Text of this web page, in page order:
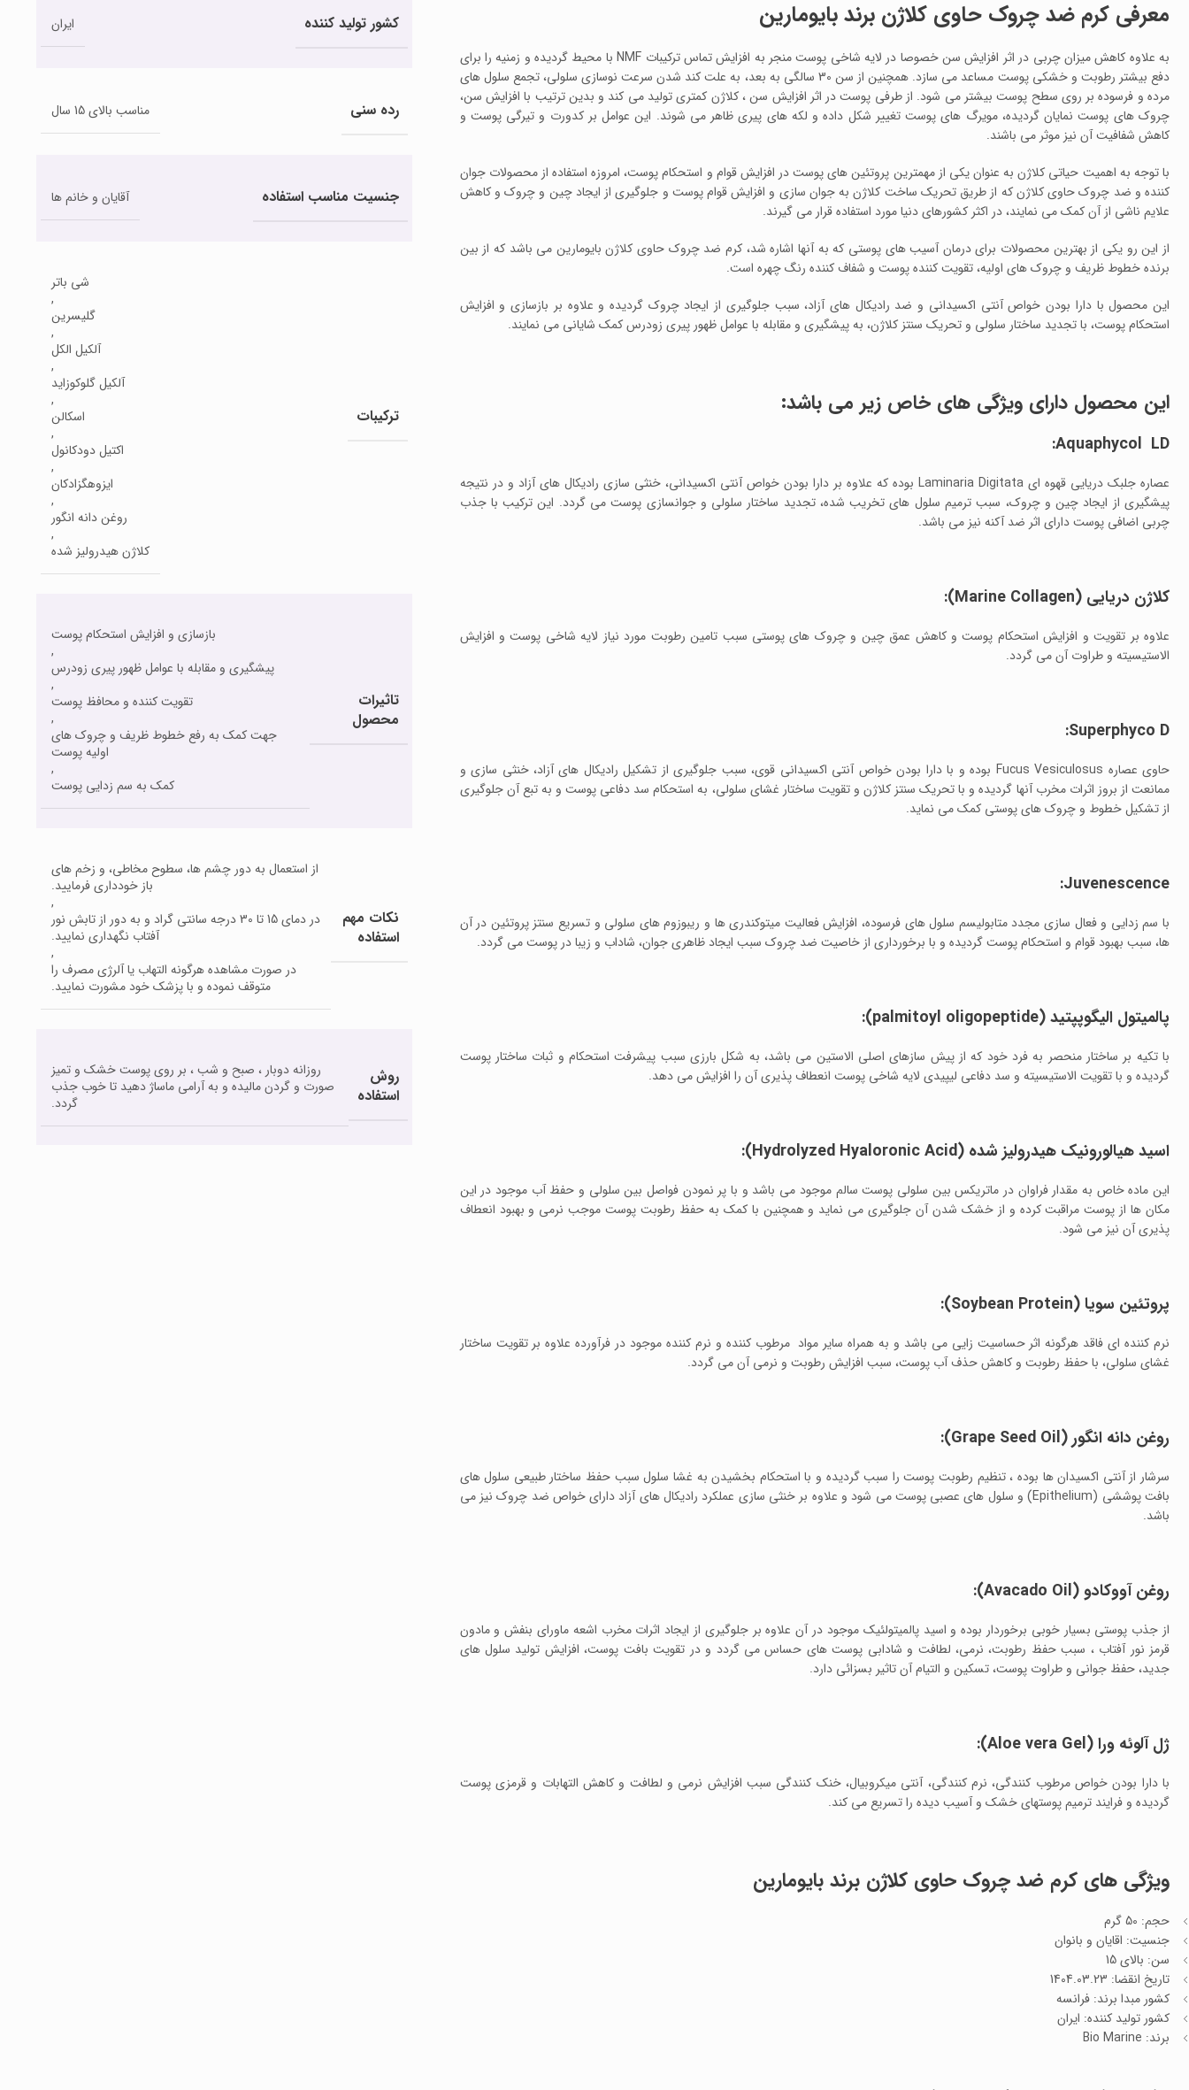
معرفی کرم ضد چروک حاوی کلاژن برند بایومارین
به علاوه کاهش میزان چربی در اثر افزایش سن خصوصا در لایه شاخی پوست منجر به افزایش تماس ترکیبات NMF با محیط گردیده و زمنیه را برای
دفع بیشتر رطوبت و خشکی پوست مساعد می سازد. همچنین از سن 30 سالگی به بعد، به علت کند شدن سرعت نوسازی سلولی، تجمع سلول های
مرده و فرسوده بر روی سطح پوست بیشتر می شود. از طرفی پوست در اثر افزایش سن ، کلاژن کمتری تولید می کند و بدین ترتیب با افزایش سن،
چروک های پوست نمایان گردیده، مویرگ های پوست تغییر شکل داده و لکه های پیری ظاهر می شوند. این عوامل بر کدورت و تیرگی پوست و
کاهش شفافیت آن نیز موثر می باشند.
با توجه به اهمیت حیاتی کلاژن به عنوان یکی از مهمترین پروتئین های پوست در افزایش قوام و استحکام پوست، امروزه استفاده از محصولات جوان
کننده و ضد چروک حاوی کلاژن که از طریق تحریک ساخت کلاژن به جوان سازی و افزایش قوام پوست و جلوگیری از ایجاد چین و چروک و کاهش
علایم ناشی از آن کمک می نمایند، در اکثر کشورهای دنیا مورد استفاده قرار می گیرند.
از این رو یکی از بهترین محصولات برای درمان آسیب های پوستی که به آنها اشاره شد، کرم ضد چروک حاوی کلاژن بایومارین می باشد که از بین
برنده خطوط ظریف و چروک های اولیه، تقویت کننده پوست و شفاف کننده رنگ چهره است.
این محصول با دارا بودن خواص آنتی اکسیدانی و ضد رادیکال های آزاد، سبب جلوگیری از ایجاد چروک گردیده و علاوه بر بازسازی و افزایش
استحکام پوست، با تجدید ساختار سلولی و تحریک سنتز کلاژن، به پیشگیری و مقابله با عوامل ظهور پیری زودرس کمک شایانی می نمایند.
این محصول دارای ویژگی های خاص زیر می باشد:
Aquaphycol LD:
عصاره جلبک دریایی قهوه ای Laminaria Digitata بوده که علاوه بر دارا بودن خواص آنتی اکسیدانی، خنثی سازی رادیکال های آزاد و در نتیجه
پیشگیری از ایجاد چین و چروک، سبب ترمیم سلول های تخریب شده، تجدید ساختار سلولی و جوانسازی پوست می گردد. این ترکیب با جذب
چربی اضافی پوست دارای اثر ضد آکنه نیز می باشد.
کلاژن دریایی (Marine Collagen):
علاوه بر تقویت و افزایش استحکام پوست و کاهش عمق چین و چروک های پوستی سبب تامین رطوبت مورد نیاز لایه شاخی پوست و افزایش
الاستیسیته و طراوت آن می گردد.
Superphyco D:
حاوی عصاره Fucus Vesiculosus بوده و با دارا بودن خواص آنتی اکسیدانی قوی، سبب جلوگیری از تشکیل رادیکال های آزاد، خنثی سازی و
ممانعت از بروز اثرات مخرب آنها گردیده و با تحریک سنتز کلاژن و تقویت ساختار غشای سلولی، به استحکام سد دفاعی پوست و به تبع آن جلوگیری
از تشکیل خطوط و چروک های پوستی کمک می نماید.
Juvenescence:
با سم زدایی و فعال سازی مجدد متابولیسم سلول های فرسوده، افزایش فعالیت میتوکندری ها و ریبوزوم های سلولی و تسریع سنتز پروتئین در آن
ها، سبب بهبود قوام و استحکام پوست گردیده و با برخورداری از خاصیت ضد چروک سبب ایجاد ظاهری جوان، شاداب و زیبا در پوست می گردد.
پالمیتول الیگوپپتید (palmitoyl oligopeptide):
با تکیه بر ساختار منحصر به فرد خود که از پیش سازهای اصلی الاستین می باشد، به شکل بارزی سبب پیشرفت استحکام و ثبات ساختار پوست
گردیده و با تقویت الاستیسیته و سد دفاعی لیپیدی لایه شاخی پوست انعطاف پذیری آن را افزایش می دهد.
اسید هیالورونیک هیدرولیز شده (Hydrolyzed Hyaloronic Acid):
این ماده خاص به مقدار فراوان در ماتریکس بین سلولی پوست سالم موجود می باشد و با پر نمودن فواصل بین سلولی و حفظ آب موجود در این
مکان ها از پوست مراقبت کرده و از خشک شدن آن جلوگیری می نماید و همچنین با کمک به حفظ رطوبت پوست موجب نرمی و بهبود انعطاف
پذیری آن نیز می شود.
پروتئین سویا (Soybean Protein):
نرم کننده ای فاقد هرگونه اثر حساسیت زایی می باشد و به همراه سایر مواد مرطوب کننده و نرم کننده موجود در فرآورده علاوه بر تقویت ساختار
غشای سلولی، با حفظ رطوبت و کاهش حذف آب پوست، سبب افزایش رطوبت و نرمی آن می گردد.
روغن دانه انگور (Grape Seed Oil):
سرشار از آنتی اکسیدان ها بوده ، تنظیم رطوبت پوست را سبب گردیده و با استحکام بخشیدن به غشا سلول سبب حفظ ساختار طبیعی سلول های
بافت پوششی (Epithelium) و سلول های عصبی پوست می شود و علاوه بر خنثی سازی عملکرد رادیکال های آزاد دارای خواص ضد چروک نیز می
باشد.
روغن آووکادو (Avacado Oil):
از جذب پوستی بسیار خوبی برخوردار بوده و اسید پالمیتولئیک موجود در آن علاوه بر جلوگیری از ایجاد اثرات مخرب اشعه ماورای بنفش و مادون
قرمز نور آفتاب ، سبب حفظ رطوبت، نرمی، لطافت و شادابی پوست های حساس می گردد و در تقویت بافت پوست، افزایش تولید سلول های
جدید، حفظ جوانی و طراوت پوست، تسکین و التیام آن تاثیر بسزائی دارد.
ژل آلوئه ورا (Aloe vera Gel):
با دارا بودن خواص مرطوب کنندگی، نرم کنندگی، آنتی میکروبیال، خنک کنندگی سبب افزایش نرمی و لطافت و کاهش التهابات و قرمزی پوست
گردیده و فرایند ترمیم پوستهای خشک و آسیب دیده را تسریع می کند.
ویژگی های کرم ضد چروک حاوی کلاژن برند بایومارین
حجم: 50 گرم
جنسیت: اقایان و بانوان
سن: بالای 15
تاریخ انقضا: 1404.03.23
کشور مبدا برند: فرانسه
کشور تولید کننده: ایران
برند: Bio Marine
کشور تولید کننده ایران
رده سنی مناسب بالای 15 سال
جنسیت مناسب استفاده آقایان و خانم ها
ترکیبات
شی باتر
,
گلیسرین
,
آلکیل الکل
,
آلکیل گلوکوزاید
,
اسکالن
,
اکتیل دودکانول
,
ایزوهگزادکان
,
روغن دانه انگور
,
کلاژن هیدرولیز شده
تاثیرات
محصول
بازسازی و افزایش استحکام پوست
,
پیشگیری و مقابله با عوامل ظهور پیری زودرس
,
تقویت کننده و محافظ پوست
,
جهت کمک به رفع خطوط ظریف و چروک های
اولیه پوست
,
کمک به سم زدایی پوست
نکات مهم
استفاده
از استعمال به دور چشم ها، سطوح مخاطی، و زخم های
باز خودداری فرمایید.
,
در دمای 15 تا 30 درجه سانتی گراد و به دور از تابش نور
آفتاب نگهداری نمایید.
,
در صورت مشاهده هرگونه التهاب یا آلرژی مصرف را
متوقف نموده و با پزشک خود مشورت نمایید.
روش
استفاده
روزانه دوبار ، صبح و شب ، بر روی پوست خشک و تمیز
صورت و گردن مالیده و به آرامی ماساژ دهید تا خوب جذب
گردد.